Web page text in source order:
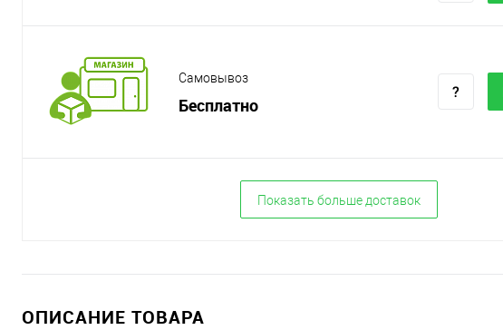
Самовывоз
Бесплатно
Показать больше доставок
ОПИСАНИЕ ТОВАРА